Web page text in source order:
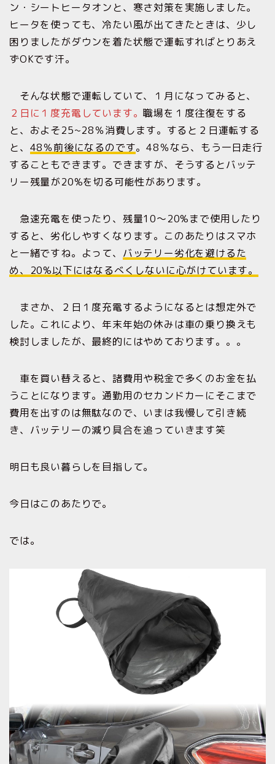
ン・シートヒータオンと、寒さ対策を実施しました。
ヒータを使っても、冷たい風が出てきたときは、少し
困りましたがダウンを着た状態で運転すればとりあえ
ずOKです汗。
そんな状態で運転していて、１月になってみると、
２日に１度充電しています。職場を１度往復をする
と、およそ25~28％消費します。すると２日運転する
と、 48％前後になるのです。48％なら、もう一日走行
することもできます。できますが、そうするとバッテ
リー残量が20%を切る可能性があります。
急速充電を使ったり、残量10〜20%まで使用したり
すると、劣化しやすくなります。このあたりはスマホ
と一緒ですね。よって、 バッテリー劣化を避けるた
め、20%以下にはなるべくしないに心がけています。
まさか、２日１度充電するようになるとは想定外で
した。これにより、年末年始の休みは車の乗り換えも
検討しましたが、最終的にはやめております。。。
車を買い替えると、諸費用や税金で多くのお金を払
うことになります。通勤用のセカンドカーにそこまで
費用を出すのは無駄なので、いまは我慢して引き続
き、バッテリーの減り具合を追っていきます笑
明日も良い暮らしを目指して。
今日はこのあたりで。
では。